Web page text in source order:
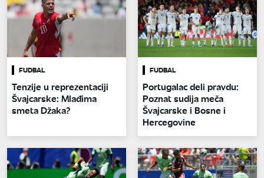
FUDBAL
Tenzije u reprezentaciji
Švajcarske: Mlađima
smeta Džaka?
FUDBAL
Portugalac deli pravdu:
Poznat sudija meča
Švajcarske i Bosne i
Hercegovine